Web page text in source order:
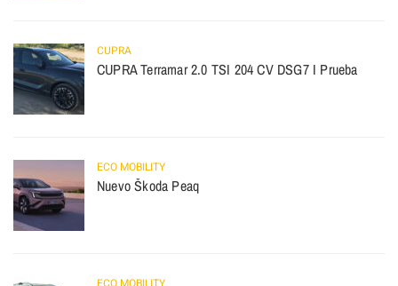
CUPRA
CUPRA Terramar 2.0 TSI 204 CV DSG7 I Prueba
ECO MOBILITY
Nuevo Škoda Peaq